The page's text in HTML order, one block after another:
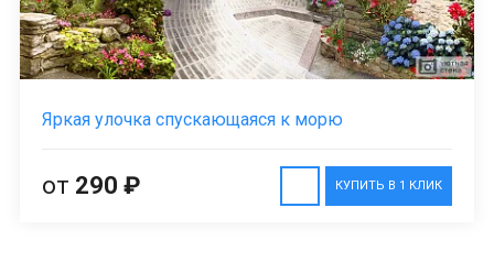
Яркая улочка спускающаяся к морю
КУПИТЬ В 1 КЛИК
от 290 ₽